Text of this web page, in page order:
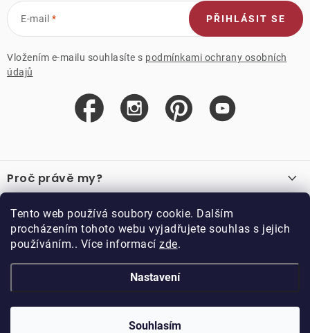
Tento web používá soubory cookie. Dalším
procházením tohoto webu vyjadřujete souhlas s jejich
používáním.. Více informací zde.
Nastavení
Souhlasím
E-mail
Vložením e-mailu souhlasíte s podmínkami ochrany osobních
údajů
PŘIHLÁSIT SE
á
p
a
Proč právě my?
Recenze
Důležité odkazy
Velkoobchod
Vzorková prodejna
Kariéra
Blog
O nákupu
Obchodní podmínky
Podmínky věrnostního programu
Doppler CZ spol. s.r.o.,
DOPPLER CZ spol. s r.o.. Všechna práva vyhrazena.